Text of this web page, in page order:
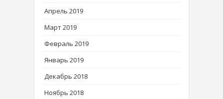
Апрель 2019
Март 2019
Февраль 2019
Январь 2019
Декабрь 2018
Ноябрь 2018